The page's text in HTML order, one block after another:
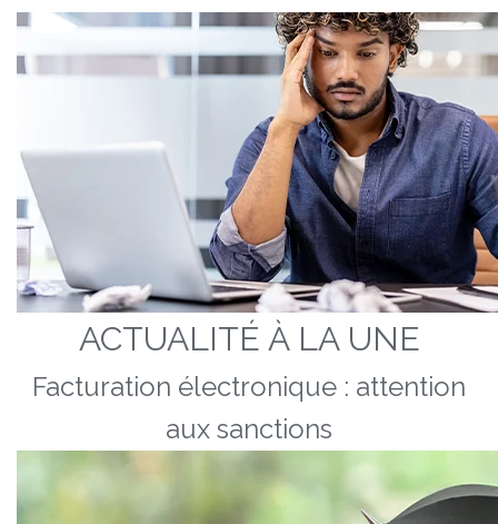
ACTUALITÉ À LA UNE
Facturation électronique : attention
aux sanctions